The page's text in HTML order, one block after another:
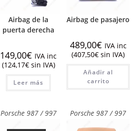
Airbag de la
puerta derecha
149,00€ IVA inc
(124,17€sin IVA)
Leer más
Airbag de pasajero
489,00€ IVA inc
(407,50€ sin IVA)
Añadir al
carrito
Porsche 987 / 997 Porsche 987 / 997